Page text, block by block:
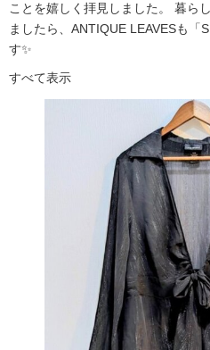
ことを嬉しく拝見しました。 暮ら
ましたら、ANTIQUE LEAVESも
す✨
すべて表示